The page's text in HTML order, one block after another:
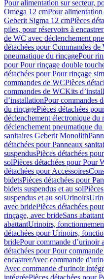
Pour alimentation sur secteur,
Omega 12 cmPour
Geberit Sigma 12 cmPièces
piles, pour réservoirs à
de WC avec déclenchement
détachées pour Commandes
pneumatique du rinçagePour
pour Pour rinçage double
détachées pour Pour rinçage
commandes de WCPièces
commandes de WCKits
d’installationPour commandes
du rinçagePièces détachées
déclenchement électronique du
déclenchement pneumatique du
sanitaires Geberit Monolith
détachées pour Panneaux
suspendusPièces détachées
solPièces détachées pour Pour
détachées pour Accessoires
bidetsPièces détachées pour
bidets suspendus et au sol
suspendus et au solUrinoirs
avec bridePièces détachées
rinçage, avec brideSans abattant
abattantUrinoirs,
détachées pour Urinoirs,
bridePour commande d’urinoir
détachées pour Pour
encastrerAvec commande
Avec commande d'urinoir
intégréePièces détachées pour